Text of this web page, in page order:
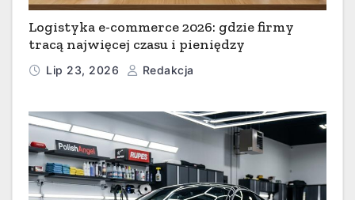
Logistyka e-commerce 2026: gdzie firmy
tracą najwięcej czasu i pieniędzy
Lip 23, 2026 Redakcja